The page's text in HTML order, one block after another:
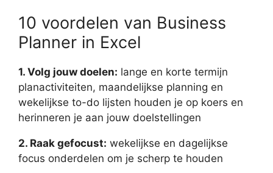
10 voordelen van Business
Planner in Excel
1. Volg jouw doelen: lange en korte termijn
planactiviteiten, maandelijkse planning en
wekelijkse to-do lijsten houden je op koers en
herinneren je aan jouw doelstellingen
2. Raak gefocust: wekelijkse en dagelijkse
focus onderdelen om je scherp te houden